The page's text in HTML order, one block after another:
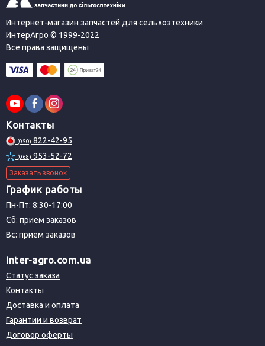
Интернет-магазин запчастей для сельхозтехники
ИнтерАгро © 1999-2022
Все права защищены
Контакты
(050) 822-42-95
(068) 953-52-72
Заказать звонок
График работы
Пн-Пт: 8:30-17:00
Сб: прием заказов
Вс: прием заказов
Inter-agro.com.ua
Статус заказа
Контакты
Доставка и оплата
Гарантии и возврат
Договор оферты